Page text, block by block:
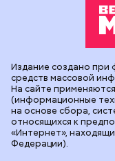
Издание создано
средств массовой
На сайте
(информационные
на основе сбора,
относящихся к
«Интернет»,
Федерации).